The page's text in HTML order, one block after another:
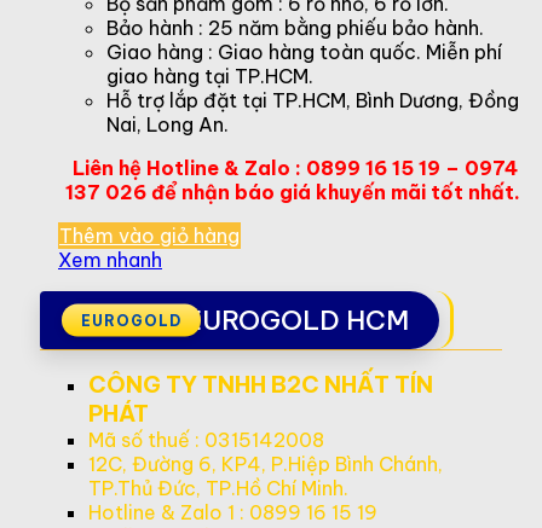
Bảo hành : 25 năm bằng phiếu bảo hành.
Giao hàng : Giao hàng toàn quốc. Miễn phí
giao hàng tại TP.HCM.
Hỗ trợ lắp đặt tại TP.HCM, Bình Dương, Đồng
Nai, Long An.
Liên hệ Hotline & Zalo : 0899 16 15 19 – 0974
137 026 để nhận báo giá khuyến mãi tốt nhất.
Thêm vào giỏ hàng
Xem nhanh
EUROGOLD HCM
CÔNG TY TNHH B2C NHẤT TÍN
PHÁT
Mã số thuế : 0315142008
12C, Đường 6, KP4, P.Hiệp Bình Chánh,
TP.Thủ Đức, TP.Hồ Chí Minh.
Hotline & Zalo 1 : 0899 16 15 19